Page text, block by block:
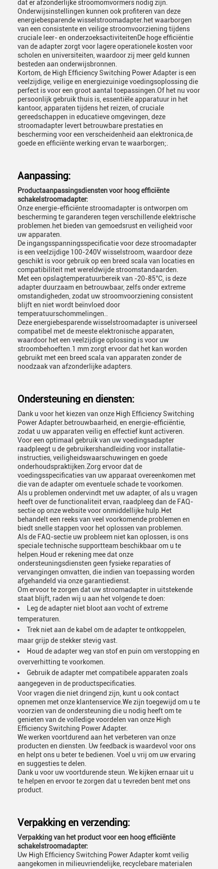
dat er afzonderlijke stroomomvormers nodig zijn.
Onderwijsinstellingen kunnen ook profiteren van deze
energiebesparende wisselstroomadapter.het waarborgen
van een consistente en veilige stroomvoorziening tijdens
cruciale leer- en onderzoeksactiviteitenDe hoge efficiëntie
van de adapter zorgt voor lagere operationele kosten voor
scholen en universiteiten, waardoor zij meer geld kunnen
besteden aan onderwijsbronnen.
Kortom, de High Efficiency Switching Power Adapter is een
veelzijdige, veilige en energiezuinige voedingsoplossing die
perfect is voor een groot aantal toepassingen.Of het nu voor
persoonlijk gebruik thuis is, essentiële apparatuur in het
kantoor, apparaten tijdens het reizen, of cruciale
gereedschappen in educatieve omgevingen, deze
stroomadapter levert betrouwbare prestaties en
bescherming voor een verscheidenheid aan elektronica,de
goede en efficiënte werking ervan te waarborgen;.
Aanpassing:
Productaanpassingsdiensten voor hoog efficiënte
schakelstroomadapter:
Onze energie-efficiënte stroomadapter is ontworpen om
bescherming te garanderen tegen verschillende elektrische
problemen.het bieden van gemoedsrust en veiligheid voor
uw apparaten.
De ingangsspanningsspecificatie voor deze stroomadapter
is een veelzijdige 100-240V wisselstroom, waardoor deze
geschikt is voor gebruik op een breed scala van locaties en
compatibiliteit met wereldwijde stroomstandaarden.
Met een opslagtemperatuurbereik van -20-85°C, is deze
adapter duurzaam en betrouwbaar, zelfs onder extreme
omstandigheden, zodat uw stroomvoorziening consistent
blijft en niet wordt beïnvloed door
temperatuurschommelingen..
Deze energiebesparende wisselstroomadapter is universeel
compatibel met de meeste elektronische apparaten,
waardoor het een veelzijdige oplossing is voor uw
stroombehoeften.1 mm zorgt ervoor dat het kan worden
gebruikt met een breed scala van apparaten zonder de
noodzaak van afzonderlijke adapters.
Ondersteuning en diensten:
Dank u voor het kiezen van onze High Efficiency Switching
Power Adapter.betrouwbaarheid, en energie-efficiëntie,
zodat u uw apparaten veilig en effectief kunt activeren.
Voor een optimaal gebruik van uw voedingsadapter
raadpleegt u de gebruikershandleiding voor installatie-
instructies, veiligheidswaarschuwingen en goede
onderhoudspraktijken.Zorg ervoor dat de
voedingsspecificaties van uw apparaat overeenkomen met
die van de adapter om eventuele schade te voorkomen.
Als u problemen ondervindt met uw adapter, of als u vragen
heeft over de functionaliteit ervan, raadpleeg dan de FAQ-
sectie op onze website voor onmiddellijke hulp.Het
behandelt een reeks van veel voorkomende problemen en
biedt snelle stappen voor het oplossen van problemen.
Als de FAQ-sectie uw probleem niet kan oplossen, is ons
speciale technische supportteam beschikbaar om u te
helpen.Houd er rekening mee dat onze
ondersteuningsdiensten geen fysieke reparaties of
vervangingen omvatten, die indien van toepassing worden
afgehandeld via onze garantiedienst.
Om ervoor te zorgen dat uw stroomadapter in uitstekende
staat blijft, raden wij u aan het volgende te doen:
Leg de adapter niet bloot aan vocht of extreme
temperaturen.
Trek niet aan de kabel om de adapter te ontkoppelen,
maar grijp de stekker stevig vast.
Houd de adapter weg van stof en puin om verstopping en
oververhitting te voorkomen.
Gebruik de adapter met compatibele apparaten zoals
aangegeven in de productspecificaties.
Voor vragen die niet dringend zijn, kunt u ook contact
opnemen met onze klantenservice.We zijn toegewijd om u te
voorzien van de ondersteuning die u nodig heeft om te
genieten van de volledige voordelen van onze High
Efficiency Switching Power Adapter.
We werken voortdurend aan het verbeteren van onze
producten en diensten. Uw feedback is waardevol voor ons
en helpt ons u beter te bedienen. Voel u vrij om uw ervaring
en suggesties te delen.
Dank u voor uw voortdurende steun. We kijken ernaar uit u
te helpen en ervoor te zorgen dat u tevreden bent met ons
product.
Verpakking en verzending:
Verpakking van het product voor een hoog efficiënte
schakelstroomadapter:
Uw High Efficiency Switching Power Adapter komt veilig
aangekomen in milieuvriendelijke, recyclebare materialen